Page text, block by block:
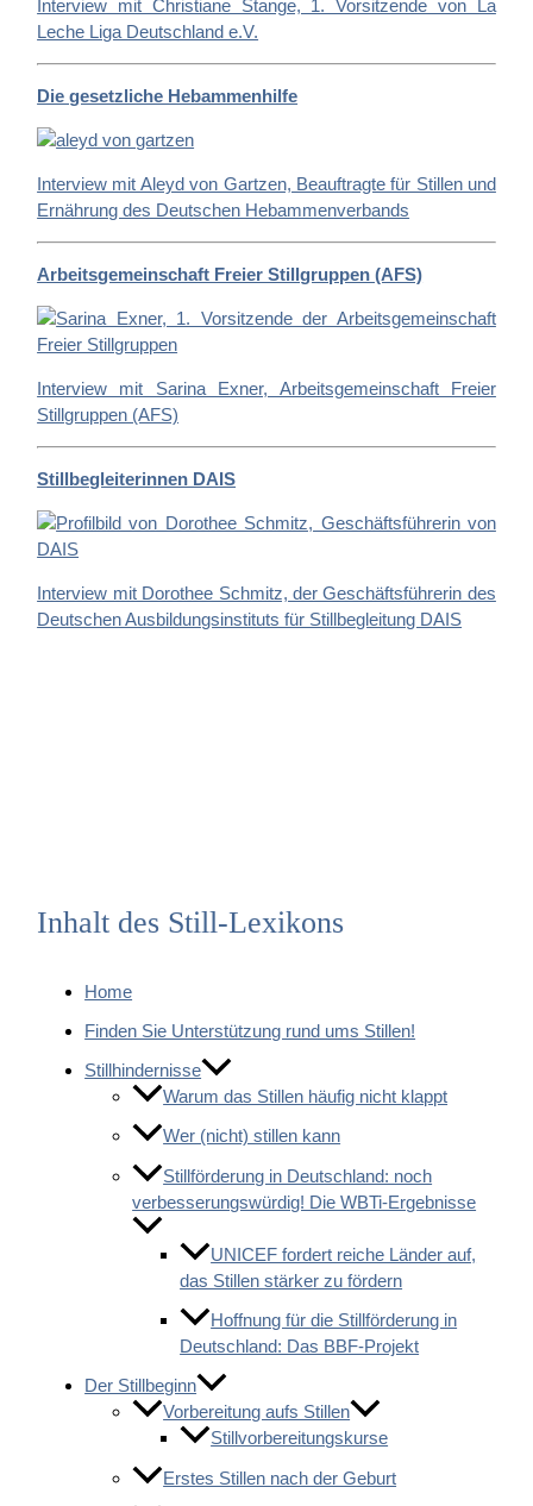
Interview mit Christiane Stange, 1. Vorsitzende von La
Leche Liga Deutschland e.V.
Die gesetzliche Hebammenhilfe
Interview mit Aleyd von Gartzen, Beauftragte für Stillen und
Ernährung des Deutschen Hebammenverbands
Arbeitsgemeinschaft Freier Stillgruppen (AFS)
Interview mit Sarina Exner, Arbeitsgemeinschaft Freier
Stillgruppen (AFS)
Stillbegleiterinnen DAIS
Interview mit Dorothee Schmitz, der Geschäftsführerin des
Deutschen Ausbildungsinstituts für Stillbegleitung DAIS
Inhalt des Still-Lexikons
Home
Finden Sie Unterstützung rund ums Stillen!
Stillhindernisse
Warum das Stillen häufig nicht klappt
Wer (nicht) stillen kann
Stillförderung in Deutschland: noch
verbesserungswürdig! Die WBTi-Ergebnisse
UNICEF fordert reiche Länder auf,
das Stillen stärker zu fördern
Hoffnung für die Stillförderung in
Deutschland: Das BBF-Projekt
Der Stillbeginn
Vorbereitung aufs Stillen
Stillvorbereitungskurse
Erstes Stillen nach der Geburt